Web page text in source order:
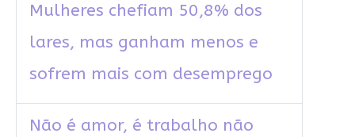
Mulheres chefiam 50,8% dos
lares, mas ganham menos e
sofrem mais com desemprego
Não é amor, é trabalho não